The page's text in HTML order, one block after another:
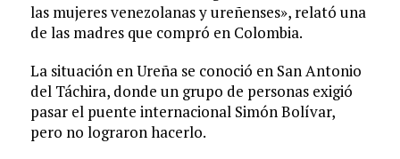
las mujeres venezolanas y ureñenses», relató una
de las madres que compró en Colombia.
La situación en Ureña se conoció en San Antonio
del Táchira, donde un grupo de personas exigió
pasar el puente internacional Simón Bolívar,
pero no lograron hacerlo.